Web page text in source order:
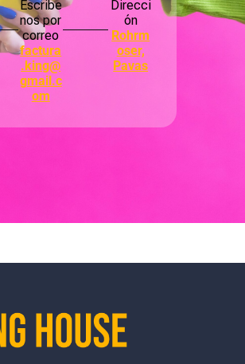
Escribe
nos por
correo
factura
.king@
gmail.c
om
Direcci
ón
Rohrm
oser,
Pavas